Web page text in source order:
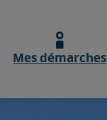
Mes démarches